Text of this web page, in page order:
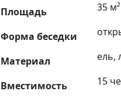
Площадь 35 м²
Форма беседки
Материал ель,
Вместимость 15